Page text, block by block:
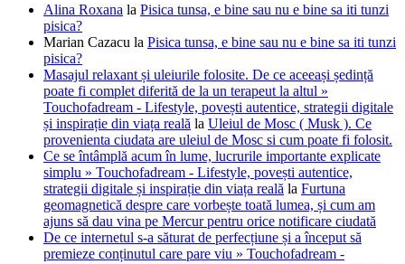
Alina Roxana la Pisica tunsa, e bine sau nu e bine sa iti tunzi
pisica?
Marian Cazacu la Pisica tunsa, e bine sau nu e bine sa iti tunzi
pisica?
Masajul relaxant și uleiurile folosite. De ce aceeași ședință
poate fi complet diferită de la un terapeut la altul »
Touchofadream - Lifestyle, povești autentice, strategii digitale
și inspirație din viața reală la Uleiul de Mosc ( Musk ). Ce
provenienta ciudata are uleiul de Mosc si cum poate fi folosit.
Ce se întâmplă acum în lume, lucrurile importante explicate
simplu » Touchofadream - Lifestyle, povești autentice,
strategii digitale și inspirație din viața reală la Furtuna
geomagnetică despre care vorbește toată lumea, și cum am
ajuns să dau vina pe Mercur pentru orice notificare ciudată
De ce internetul s-a săturat de perfecțiune și a început să
premieze conținutul care pare viu » Touchofadream -